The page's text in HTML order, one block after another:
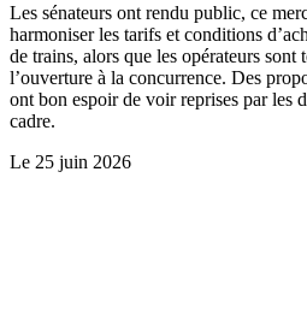
Les sénateurs ont rendu public, ce
harmoniser les tarifs et conditions
de trains, alors que les opérateurs
l’ouverture à la concurrence. Des
ont bon espoir de voir reprises par les
cadre.
Le 25 juin 2026